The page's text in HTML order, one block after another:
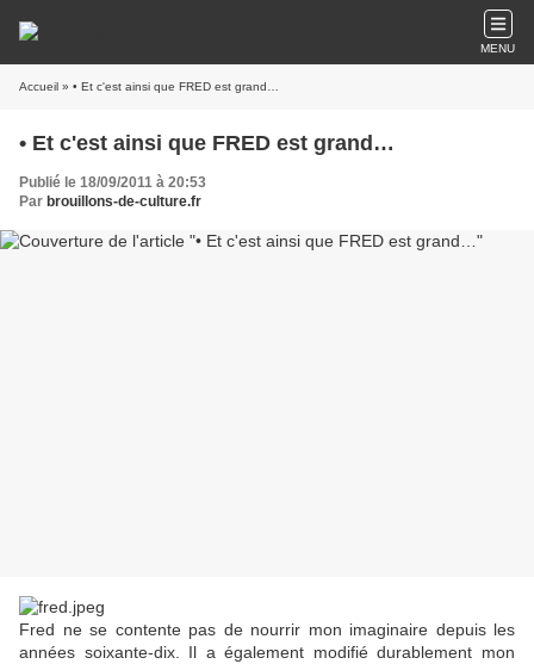
MENU
Accueil » • Et c'est ainsi que FRED est grand…
• Et c'est ainsi que FRED est grand…
Publié le 18/09/2011 à 20:53
Par brouillons-de-culture.fr
Fred ne se contente pas de nourrir mon imaginaire depuis les
années soixante-dix. Il a également modifié durablement mon